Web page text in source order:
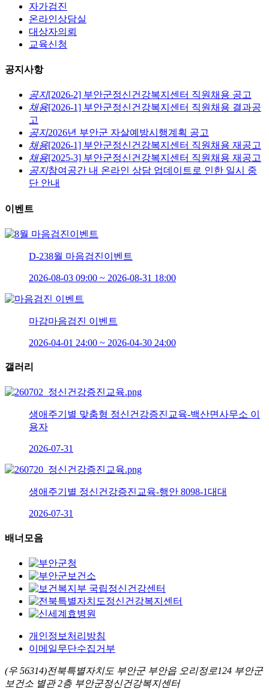
자가검진
온라인상담실
대상자의뢰
교육신청
공지사항
공지[2026-2] 부안군정신건강복지센터 직원채용 공고
채용[2026-1] 부안군정신건강복지센터 직원채용 결과공
고
공지2026년 부안군 자살예방시행계획 공고
채용[2026-1] 부안군정신건강복지센터 직원채용 재공고
채용[2025-3] 부안군정신건강복지센터 직원채용 재공고
공지참여공간 내 온라인 상담 업데이트로 인한 일시 중
단 안내
이벤트
D-238월 마음검진이벤트
2026-08-03 09:00 ~ 2026-08-31 18:00
마감마음검진 이벤트
2026-04-01 24:00 ~ 2026-04-30 24:00
갤러리
생애주기별 맞춤형 정신건강증진교육-백산면사무소 이
용자
2026-07-31
생애주기별 정신건강증진교육-행안 8098-1대대
2026-07-31
배너모음
개인정보처리방침
이메일무단수집거부
(우 56314)전북특별자치도 부안군 부안읍 오리정로124 부안군
보건소 별관 2층 부안군정신건강복지센터